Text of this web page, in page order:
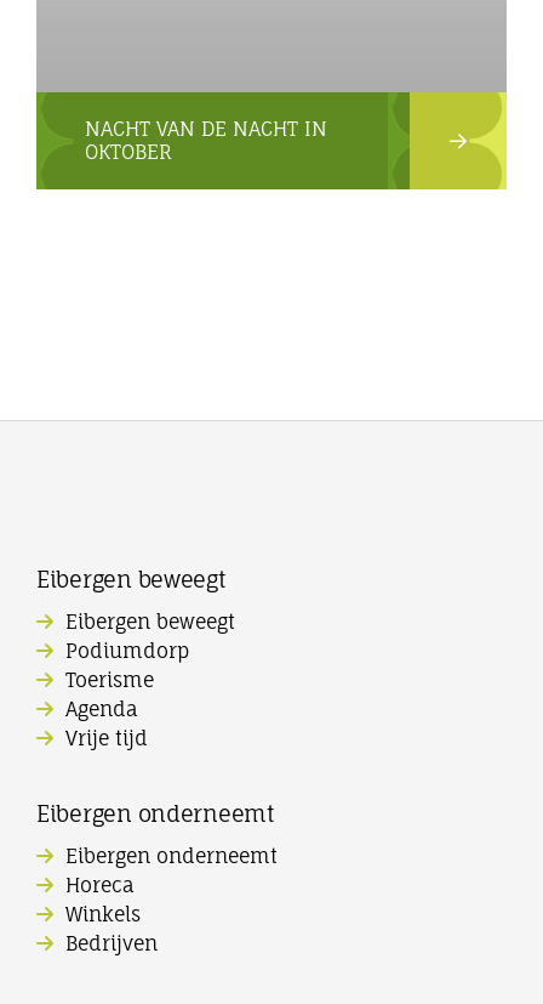
NACHT VAN DE NACHT IN
OKTOBER
Eibergen beweegt
Eibergen beweegt
Podiumdorp
Toerisme
Agenda
Vrije tijd
Eibergen onderneemt
Eibergen onderneemt
Horeca
Winkels
Bedrijven